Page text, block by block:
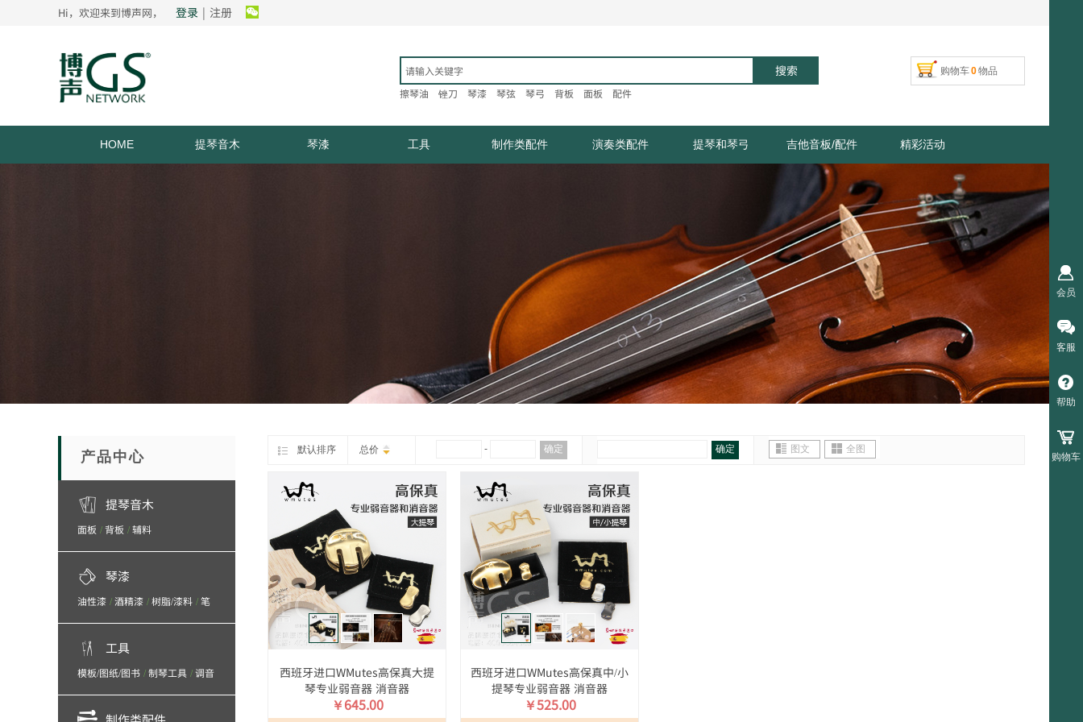
Hi，欢迎来到博声网， 登录 | 注册
购物车0物品
搜索
擦琴油 锉刀 琴漆 琴弦 琴弓 背板 面板 配件​
HOME 提琴音木 琴漆 工具 制作类配件 演奏类配件 提琴和琴弓 吉他音板/配件 精彩活动
默认排序 总价 - 确定 确定 图文 全图
西班牙进口WMutes高保真大提
琴专业弱音器 消音器
￥645.00
西班牙进口WMutes高保真中/小
提琴专业弱音器 消音器
￥525.00
产品中心
提琴音木
面板 / 背板 / 辅料
琴漆
油性漆 / 酒精漆 / 树脂/漆料 / 笔
刷 / 抛光/打磨/砂纸/砂布
工具
模板/图纸/图书 / 制琴工具 / 调音
工具/保养产品
会员
客服
帮助
购物车